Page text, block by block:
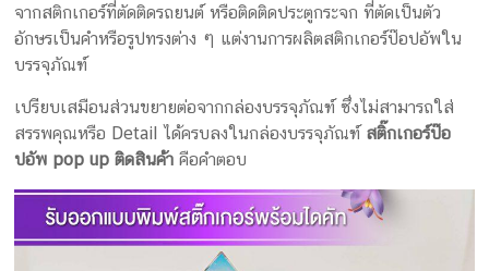
จากสติกเกอร์ที่ตัดติดรถยนต์ หรือติดติดประตูกระจก ที่ตัดเป็นตัว
อักษรเป็นคำหรือรูปทรงต่าง ๆ แต่งานการผลิตสติกเกอร์ป๊อปอัพใน
บรรจุภัณฑ์
เปรียบเสมือนส่วนขยายต่อจากกล่องบรรจุภัณฑ์ ซึ่งไม่สามารถใส่
สรรพคุณหรือ Detail ได้ครบลงในกล่องบรรจุภัณฑ์ สติ๊กเกอร์ป๊อ
ปอัพ pop up ติดสินค้า คือคำตอบ